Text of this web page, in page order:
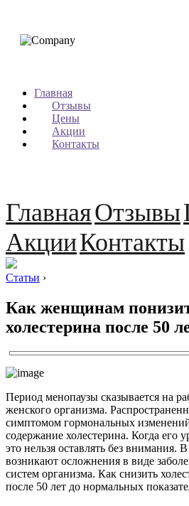
Главная
Отзывы
Цены
Акции
Контакты
ГлавнаяОтзывы
АкцииКонтакты
Статьи ›
Как женщинам
холестерина после 50
Период менопаузы сказывается на
женского организма.
симптомом гормональных
содержание холестерина. Когда его
это нельзя оставлять без внимания.
возникают осложнения в виде
систем организма. Как снизить
после 50 лет до нормальных